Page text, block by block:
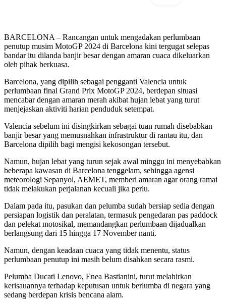
BARCELONA – Rancangan untuk mengadakan perlumbaan
penutup musim MotoGP 2024 di Barcelona kini tergugat selepas
bandar itu dilanda banjir besar dengan amaran cuaca dikeluarkan
oleh pihak berkuasa.
Barcelona, yang dipilih sebagai pengganti Valencia untuk
perlumbaan final Grand Prix MotoGP 2024, berdepan situasi
mencabar dengan amaran merah akibat hujan lebat yang turut
menjejaskan aktiviti harian penduduk setempat.
Valencia sebelum ini disingkirkan sebagai tuan rumah disebabkan
banjir besar yang memusnahkan infrastruktur di rantau itu, dan
Barcelona dipilih bagi mengisi kekosongan tersebut.
Namun, hujan lebat yang turun sejak awal minggu ini menyebabkan
beberapa kawasan di Barcelona tenggelam, sehingga agensi
meteorologi Sepanyol, AEMET, memberi amaran agar orang ramai
tidak melakukan perjalanan kecuali jika perlu.
Dalam pada itu, pasukan dan pelumba sudah bersiap sedia dengan
persiapan logistik dan peralatan, termasuk pengedaran pas paddock
dan pelekat motosikal, memandangkan perlumbaan dijadualkan
berlangsung dari 15 hingga 17 November nanti.
Namun, dengan keadaan cuaca yang tidak menentu, status
perlumbaan penutup ini masih belum disahkan secara rasmi.
Pelumba Ducati Lenovo, Enea Bastianini, turut melahirkan
kerisauannya terhadap keputusan untuk berlumba di negara yang
sedang berdepan krisis bencana alam.